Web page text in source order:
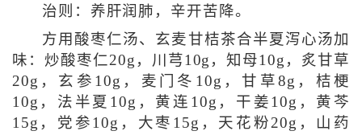
治则：养肝润肺，辛开苦降。
方用酸枣仁汤、玄麦甘桔茶合半夏泻心汤加
味：炒酸枣仁20g，川芎10g，知母10g，炙甘草
20g，玄参10g，麦门冬10g，甘草8g，桔梗
10g，法半夏10g，黄连10g，干姜10g，黄芩
15g，党参10g，大枣15g，天花粉20g，山药